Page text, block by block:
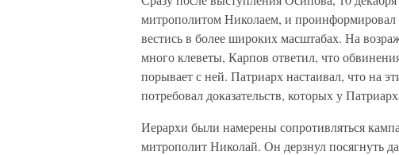
митрополитом Николаем, и проинформировал
вестись в более широких масштабах. На
много клеветы, Карпов ответил, что
порывает с ней. Патриарх настаивал, что на
потребовал доказательств, которых у
Иерархи были намерены сопротивляться
митрополит Николай. Он дерзнул посягнуть